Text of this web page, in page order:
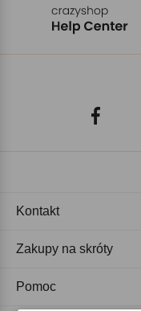
Kontakt
Zakupy na skróty
Pomoc